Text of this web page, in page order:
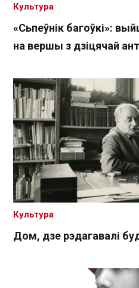
«Сьпеўнік багоўкі»:
на вершы з дзіцячай
Культура
Дом, дзе рэдагавалі
Культура